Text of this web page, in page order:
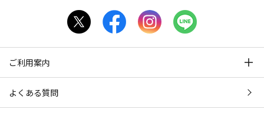
ご利用案内
よくある質問